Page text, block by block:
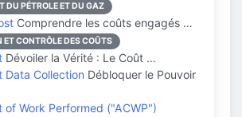
DU PÉTROLE ET DU GAZ
Comprendre les coûts engagés …
ET CONTRÔLE DES COÛTS
Dévoiler la Vérité : Le Coût …
Data Collection Débloquer le Pouvoir
of Work Performed ("ACWP")